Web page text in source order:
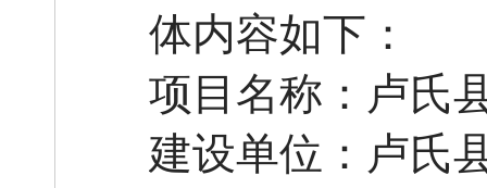
体内容如下：
项目名称：卢氏
建设单位：卢氏